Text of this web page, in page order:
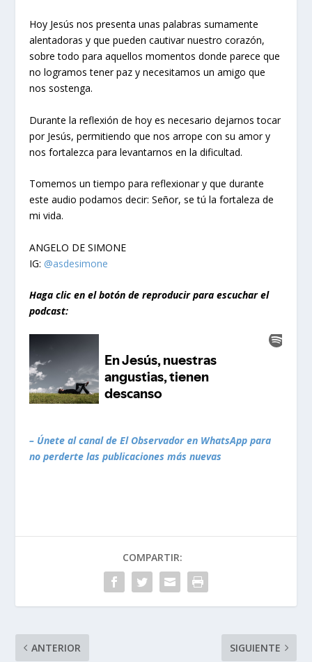
Hoy Jesús nos presenta unas palabras sumamente
alentadoras y que pueden cautivar nuestro corazón,
sobre todo para aquellos momentos donde parece que
no logramos tener paz y necesitamos un amigo que
nos sostenga.
Durante la reflexión de hoy es necesario dejarnos tocar
por Jesús, permitiendo que nos arrope con su amor y
nos fortalezca para levantarnos en la dificultad.
Tomemos un tiempo para reflexionar y que durante
este audio podamos decir: Señor, se tú la fortaleza de
mi vida.
ANGELO DE SIMONE
IG: @asdesimone
Haga clic en el botón de reproducir para escuchar el
podcast:
– Únete al canal de El Observador en WhatsApp para
no perderte las publicaciones más nuevas
COMPARTIR:
ANTERIOR SIGUIENTE